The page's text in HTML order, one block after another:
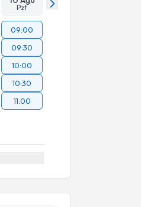
Pzt
09:00
09:30
10:00
10:30
11:00